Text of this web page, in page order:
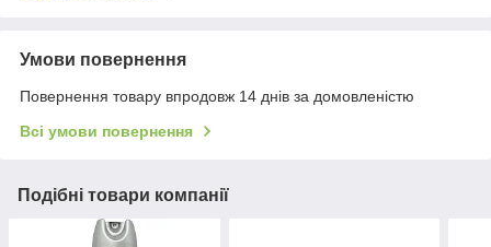
Умови повернення
Повернення товару впродовж 14 днів за домовленістю
Всі умови повернення
Подібні товари компанії